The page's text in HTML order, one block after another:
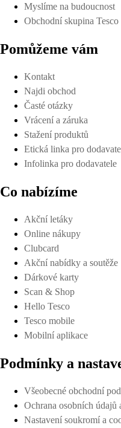
Myslíme na budoucnost
Obchodní skupina Tesco
Pomůžeme vám
Kontakt
Najdi obchod
Časté otázky
Vrácení a záruka
Stažení produktů
Etická linka pro
Infolinka pro dodavatele
Co nabízíme
Akční letáky
Online nákupy
Clubcard
Akční nabídky a soutěže
Dárkové karty
Scan & Shop
Hello Tesco
Tesco mobile
Mobilní aplikace
Podmínky a
Všeobecné obchodní
Ochrana osobních údajů
Nastavení soukromí a